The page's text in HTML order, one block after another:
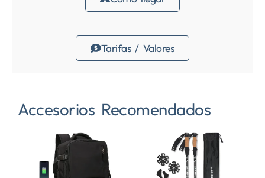
Tarifas / Valores
Accesorios Recomendados